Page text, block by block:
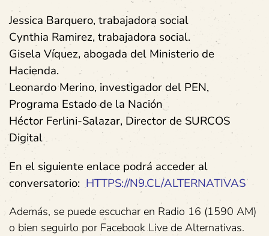
Jessica Barquero, trabajadora social
Cynthia Ramirez, trabajadora social.
Gisela Víquez, abogada del Ministerio de
Hacienda.
Leonardo Merino, investigador del PEN,
Programa Estado de la Nación
Héctor Ferlini-Salazar, Director de SURCOS
Digital
En el siguiente enlace podrá acceder al
conversatorio:HTTPS://N9.CL/ALTERNATIVAS
Además, se puede escuchar en Radio 16 (1590 AM)
o bien seguirlo por Facebook Live de Alternativas.